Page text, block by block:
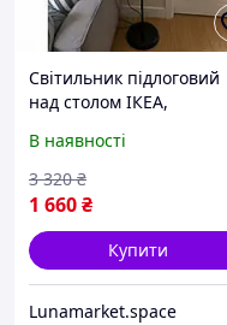
Світильник підлоговий
над столом ІКЕА,
для читання, Торшер з
пультом, Торшер лед
лампа, QLL
В наявності
1 660₴
3 320 ₴
Купити
Lunamarket.space